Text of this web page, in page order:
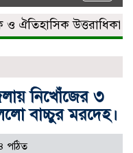
উত্তরাধিকারের
নিখোঁজের ৩
বাচ্চুর মরদেহ।
পঠিত